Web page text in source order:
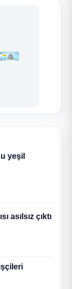
yeşil
asılsız çıktı